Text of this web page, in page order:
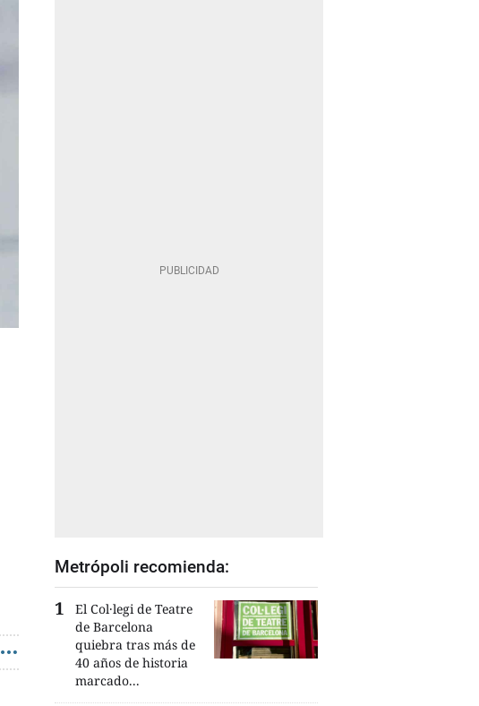
Metrópoli recomienda:
El Col·legi de Teatre
de Barcelona
quiebra tras más de
40 años de historia
marcado...